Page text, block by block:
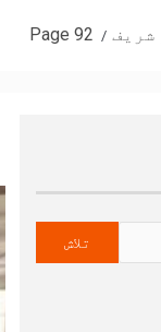
شریف Page 92